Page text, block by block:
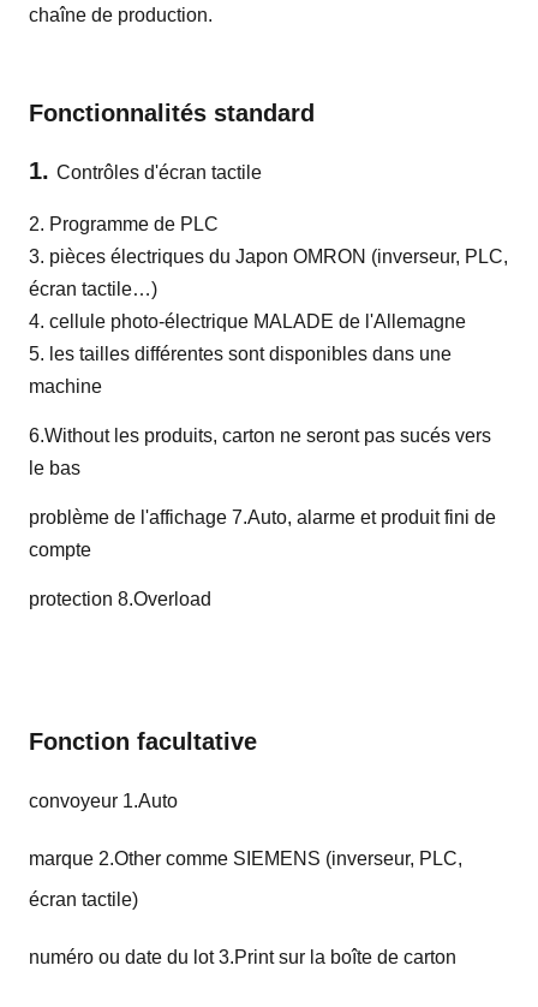
chaîne de production.
Fonctionnalités standard
1. Contrôles d'écran tactile
2. Programme de PLC
3. pièces électriques du Japon OMRON (inverseur, PLC,
écran tactile…)
4. cellule photo-électrique MALADE de l'Allemagne
5. les tailles différentes sont disponibles dans une
machine
6.Without les produits, carton ne seront pas sucés vers
le bas
problème de l'affichage 7.Auto, alarme et produit fini de
compte
protection 8.Overload
Fonction facultative
convoyeur 1.Auto
marque 2.Other comme SIEMENS (inverseur, PLC,
écran tactile)
numéro ou date du lot 3.Print sur la boîte de carton